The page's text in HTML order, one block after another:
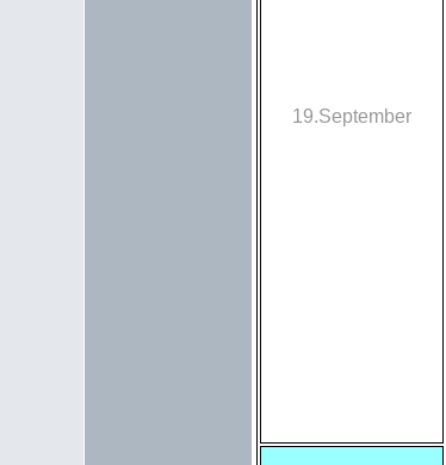
19.September